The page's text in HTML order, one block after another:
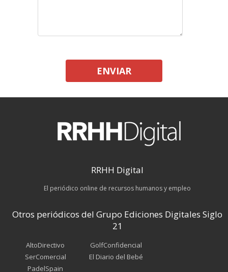
ENVIAR
RRHH Digital
El periódico online de recursos humanos y empleo
Otros periódicos del Grupo Ediciones Digitales Siglo
21
AltoDirectivo
SerComercial
PadelSpain
GolfConfidencial
El Diario del Bebé